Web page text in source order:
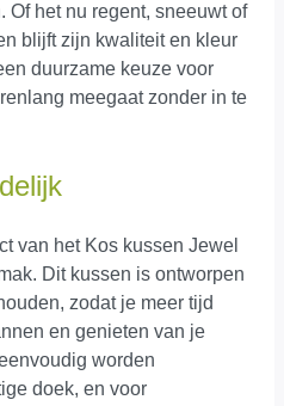
Of het nu regent, sneeuwt of
blijft zijn kwaliteit en kleur
duurzame keuze voor
meegaat zonder in te
van het Kos kussen Jewel
Dit kussen is ontworpen
zodat je meer tijd
en genieten van je
worden
doek, en voor